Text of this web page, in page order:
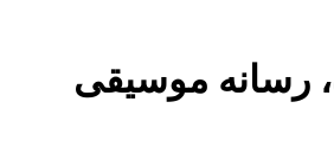
رسانه موسیقی